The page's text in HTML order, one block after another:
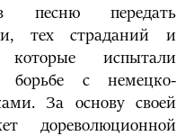
песню передать
тех страданий и
испытали
борьбе с немецко-
За основу своей
дореволюционной